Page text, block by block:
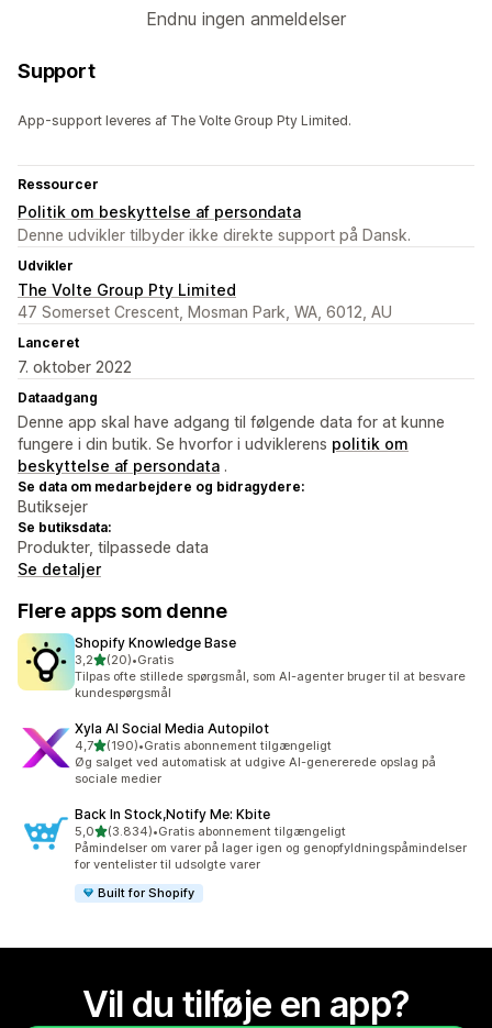
Endnu ingen anmeldelser
Support
App-support leveres af The Volte Group Pty Limited.
Ressourcer
Politik om beskyttelse af persondata
Denne udvikler tilbyder ikke direkte support på Dansk.
Udvikler
The Volte Group Pty Limited
47 Somerset Crescent, Mosman Park, WA, 6012, AU
Lanceret
7. oktober 2022
Dataadgang
Denne app skal have adgang til følgende data for at kunne
fungere i din butik. Se hvorfor i udviklerens politik om
beskyttelse af persondata .
Se data om medarbejdere og bidragydere:
Butiksejer
Se butiksdata:
Produkter, tilpassede data
Se detaljer
Flere apps som denne
Shopify Knowledge Base
3,2ud af 5 stjerner
(20)
20 anmeldelser i alt
•Gratis
Tilpas ofte stillede spørgsmål, som AI-agenter bruger til at besvare
kundespørgsmål
Xyla AI Social Media Autopilot
4,7ud af 5 stjerner
(190)
190 anmeldelser i alt
•Gratis abonnement tilgængeligt
Øg salget ved automatisk at udgive AI-genererede opslag på
sociale medier
Back In Stock,Notify Me: Kbite
5,0ud af 5 stjerner
(3.834)
3834 anmeldelser i alt
•Gratis abonnement tilgængeligt
Påmindelser om varer på lager igen og genopfyldningspåmindelser
for ventelister til udsolgte varer
Built for Shopify
Vil du tilføje en app?